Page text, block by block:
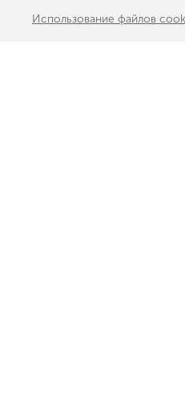
Использование файлов